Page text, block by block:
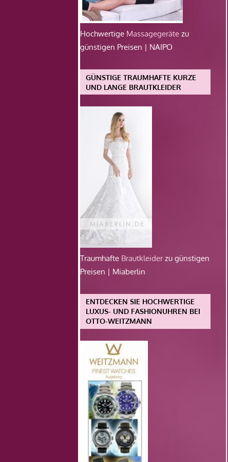
Hochwertige Massagegeräte zu
günstigen Preisen | NAIPO
GÜNSTIGE TRAUMHAFTE KURZE
UND LANGE BRAUTKLEIDER
Traumhafte Brautkleiderzu günstigen
Preisen | Miaberlin
ENTDECKEN SIE HOCHWERTIGE
LUXUS- UND FASHIONUHREN BEI
OTTO-WEITZMANN